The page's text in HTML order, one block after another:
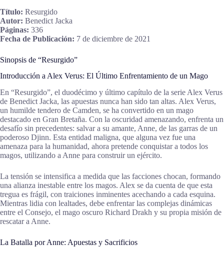
Título: Resurgido
Autor: Benedict Jacka
Páginas: 336
Fecha de Publicación: 7 de diciembre de 2021
Sinopsis de “Resurgido”
Introducción a Alex Verus: El Último Enfrentamiento de un Mago
En “Resurgido”, el duodécimo y último capítulo de la serie Alex Verus
de Benedict Jacka, las apuestas nunca han sido tan altas. Alex Verus,
un humilde tendero de Camden, se ha convertido en un mago
destacado en Gran Bretaña. Con la oscuridad amenazando, enfrenta un
desafío sin precedentes: salvar a su amante, Anne, de las garras de un
poderoso Djinn. Esta entidad maligna, que alguna vez fue una
amenaza para la humanidad, ahora pretende conquistar a todos los
magos, utilizando a Anne para construir un ejército.
La tensión se intensifica a medida que las facciones chocan, formando
una alianza inestable entre los magos. Alex se da cuenta de que esta
tregua es frágil, con traiciones inminentes acechando a cada esquina.
Mientras lidia con lealtades, debe enfrentar las complejas dinámicas
entre el Consejo, el mago oscuro Richard Drakh y su propia misión de
rescatar a Anne.
La Batalla por Anne: Apuestas y Sacrificios